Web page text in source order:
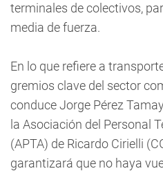
terminales de colectivos,
media de fuerza.
En lo que refiere a
gremios clave del sector
conduce Jorge Pérez
la Asociación del Personal
(APTA) de Ricardo Cirielli
garantizará que no haya